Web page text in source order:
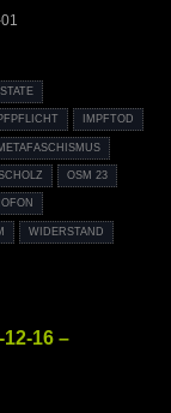
IMPFTOD
OSM 23
WIDERSTAND
16 –